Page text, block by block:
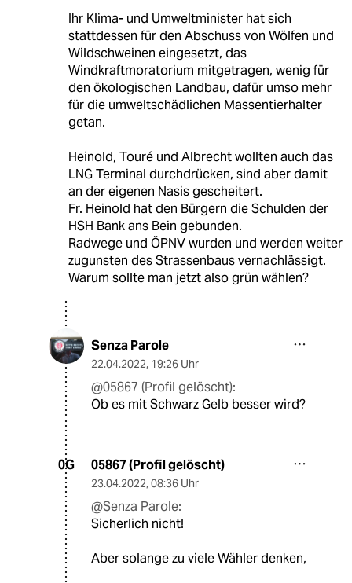
Ihr Klima- und Umweltminister hat sich
stattdessen für den Abschuss von Wölfen und
Wildschweinen eingesetzt, das
Windkraftmoratorium mitgetragen, wenig für
den ökologischen Landbau, dafür umso mehr
für die umweltschädlichen Massentierhalter
getan.
Heinold, Touré und Albrecht wollten auch das
LNG Terminal durchdrücken, sind aber damit
an der eigenen Nasis gescheitert.
Fr. Heinold hat den Bürgern die Schulden der
HSH Bank ans Bein gebunden.
Radwege und ÖPNV wurden und werden weiter
zugunsten des Strassenbaus vernachlässigt.
Warum sollte man jetzt also grün wählen?
Senza Parole
22.04.2022, 19:26 Uhr
@05867 (Profil gelöscht):
Ob es mit Schwarz Gelb besser wird?
0G 05867 (Profil gelöscht)
23.04.2022, 08:36 Uhr
@Senza Parole:
Sicherlich nicht!
Aber solange zu viele Wähler denken,